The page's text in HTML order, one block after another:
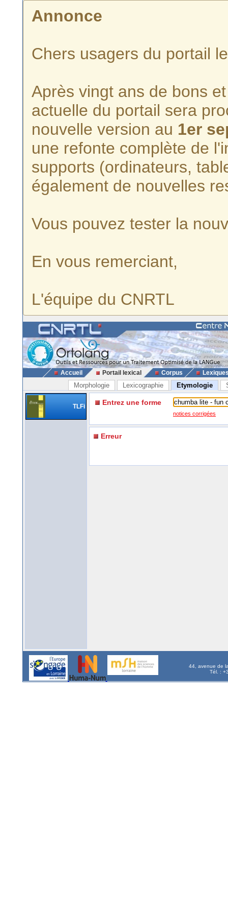
Annonce
Chers usagers du portail
Après vingt ans de bons
actuelle du portail sera
nouvelle version au 1er
une refonte complète de
supports (ordinateurs,
également de nouvelles
Vous pouvez tester la
En vous remerciant,
L'équipe du CNRTL
Accueil Portail lexical Corpus
Morphologie Lexicographie Etymologie
TLFi Entrez une forme
notices corrigées
Erreur
44, avenue de
Tél. :